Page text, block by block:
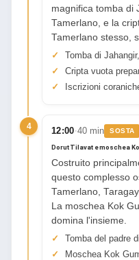
magnifica tomba di
Tamerlano, e la
Tamerlano stesso,
Tomba di
Cripta vuota
Iscrizioni
4 12:00·40 min SOSTA
Dorut Tilavat e moschea
Costruito
questo complesso
Tamerlano,
La moschea Kok
domina l'insieme.
Tomba del padre
Moschea Kok